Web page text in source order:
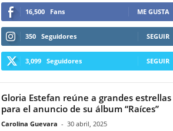
16,500 Fans ME GUSTA
350 Seguidores SEGUIR
3,099 Seguidores SEGUIR
Gloria Estefan reúne a grandes estrellas
para el anuncio de su álbum “Raíces”
Carolina Guevara - 30 abril, 2025